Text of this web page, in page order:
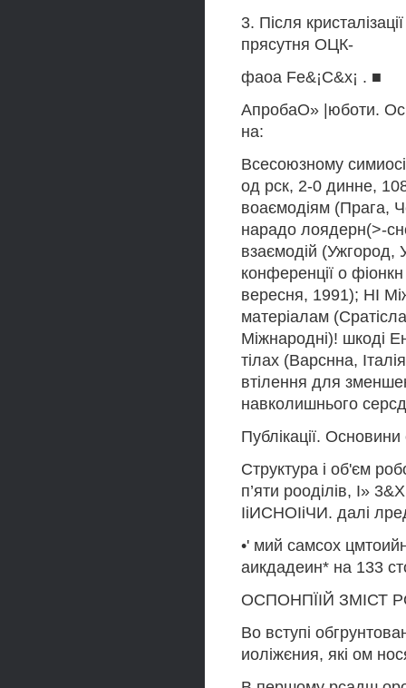
3. Після
прясутня ОЦК-
фаоа Fe&¡C&x¡ . ■
АпробаО» |юботи.
на:
Всесоюзному
од рск, 2-0 динне,
воаємодіям (Прага,
нарадо лоядерн(>-
взаємодій (Ужгород,
конференції о
вересня, 1991); НІ
матеріалам
Міжнародні)! шкоді
тілах (Варснна,
втілення для
навколишнього
Публікації.
Структура і об'єм
п’яти рооділів, І»
ІіИСНОІіЧИ. далі
•' мий самсох
аикдадеин* на 133
ОСПОНПЇІЙ ЗМІСТ
Во вступі
иоліжєния, які ом